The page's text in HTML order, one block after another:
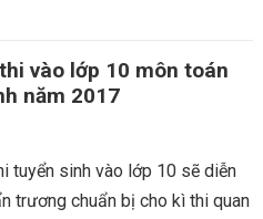
vào lớp 10 môn toán
năm 2017
tuyển sinh vào lớp 10 sẽ diễn
trương chuẩn bị cho kì thi quan